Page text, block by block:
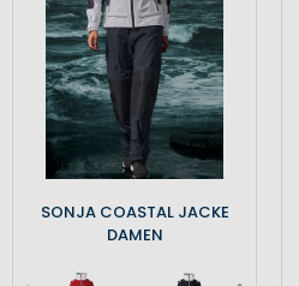
SONJA COASTAL JACKE
DAMEN